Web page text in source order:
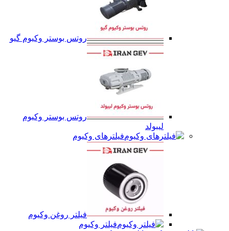
روتس بوستر وکیوم گیو
روتس بوستر وکیوم
لیبولد
فیلترهای وکیوم
فیلتر روغن وکیوم
فیلتر وکیوم